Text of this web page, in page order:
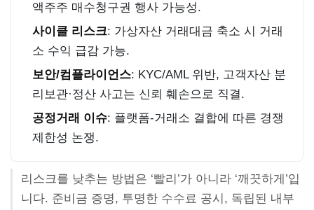
액주주 매수청구권 행사 가능성.
사이클 리스크: 가상자산 거래대금 축소 시 거래
소 수익 급감 가능.
보안/컴플라이언스: KYC/AML 위반, 고객자산 분
리보관·정산 사고는 신뢰 훼손으로 직결.
공정거래 이슈: 플랫폼-거래소 결합에 따른 경쟁
제한성 논쟁.
리스크를 낮추는 방법은 ‘빨리’가 아니라 ‘깨끗하게’입
니다. 준비금 증명, 투명한 수수료 공시, 독립된 내부